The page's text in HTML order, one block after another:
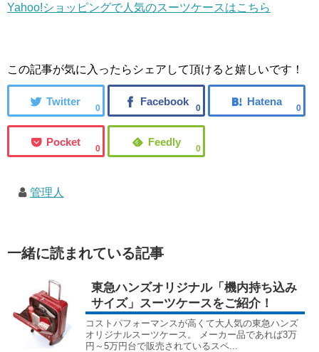
Yahoo!ショッピングで人気のスーツケースはこちら
この記事が気に入ったらシェアして頂けると嬉しいです！
0 0 0
0 0
管理人
一緒に読まれている記事
東急ハンズオリジナル「機内持ち込み
サイズ」スーツケースをご紹介！
コストパフォーマンスが高くて大人気の東急ハンズ
オリジナルスーツケース。 メーカー品であれば3万
円～5万円台で販売されているスペ...